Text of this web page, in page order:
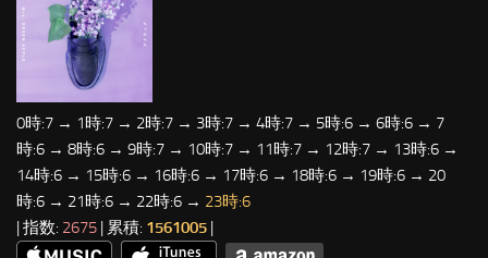
0時:7 → 1時:7 → 2時:7 → 3時:7 → 4時:7 → 5時:6 → 6時:6 → 7
時:6 → 8時:6 → 9時:7 → 10時:7 → 11時:7 → 12時:7 → 13時:6 →
14時:6 → 15時:6 → 16時:6 → 17時:6 → 18時:6 → 19時:6 → 20
時:6 → 21時:6 → 22時:6 → 23時:6
| 指数: 2675 | 累積: 1561005 |